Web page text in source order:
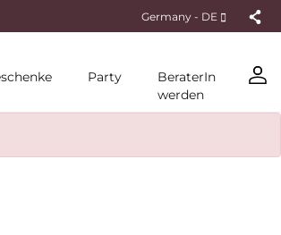
Germany - DE
Party
BeraterIn
werden